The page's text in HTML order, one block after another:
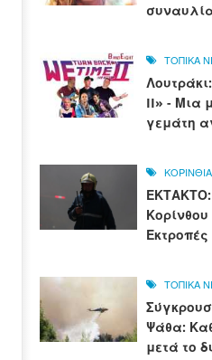
ΤΟΠΙΚΑ
Λουτράκι:
II» - Μια
γεμάτη
ΕΚΤΑΚΤΟ:
ΤΟΠΙΚΑ
Ψάθα:
μετά το